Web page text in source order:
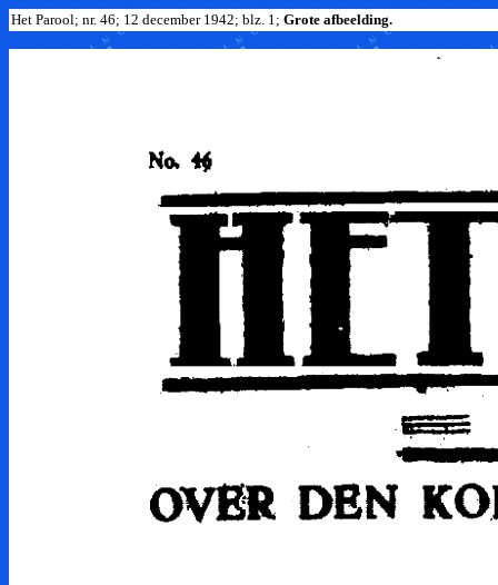
Het Parool; nr. 46; 12 december 1942; blz. 1; Grote afbeelding.